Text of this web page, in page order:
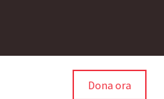
Dona ora